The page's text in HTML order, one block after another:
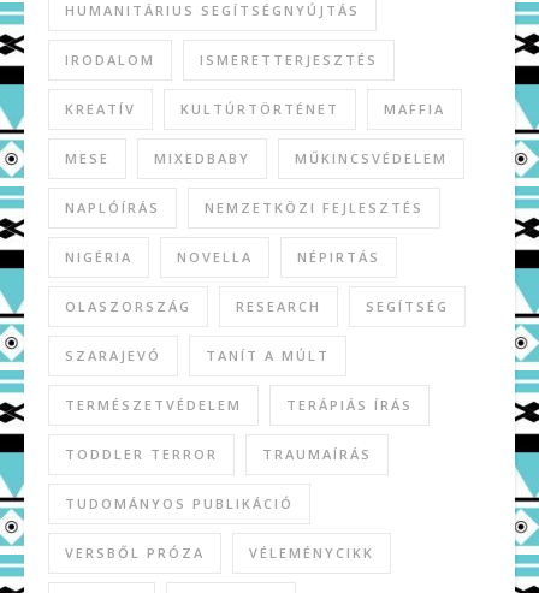
HUMANITÁRIUS SEGÍTSÉGNYÚJTÁS
IRODALOM ISMERETTERJESZTÉS
KREATÍV KULTÚRTÖRTÉNET MAFFIA
MESE MIXEDBABY MŰKINCSVÉDELEM
NAPLÓÍRÁS NEMZETKÖZI FEJLESZTÉS
NIGÉRIA NOVELLA NÉPIRTÁS
OLASZORSZÁG RESEARCH SEGÍTSÉG
SZARAJEVÓ TANÍT A MÚLT
TERMÉSZETVÉDELEM TERÁPIÁS ÍRÁS
TODDLER TERROR TRAUMAÍRÁS
TUDOMÁNYOS PUBLIKÁCIÓ
VERSBŐL PRÓZA VÉLEMÉNYCIKK